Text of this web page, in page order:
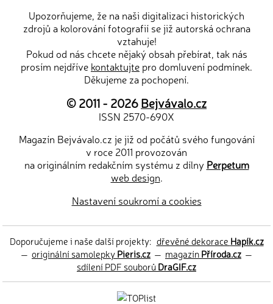
Upozorňujeme, že na naši digitalizaci historických
zdrojů a kolorování fotografií se již autorská ochrana
vztahuje!
Pokud od nás chcete nějaký obsah přebírat, tak nás
prosím nejdříve kontaktujte pro domluvení podmínek.
Děkujeme za pochopení.
© 2011 - 2026Bejvávalo.cz
ISSN 2570-690X
Magazín Bejvávalo.cz je již od počátů svého fungování
v roce 2011 provozován
na originálním redakčním systému z dílny Perpetum
web design.
Nastavení soukromí a cookies
Doporučujeme i naše další projekty: dřevěné dekorace Hapík.cz
— originální samolepkyPieris.cz — magazínPříroda.cz —
sdílení PDF souborůDraGIF.cz